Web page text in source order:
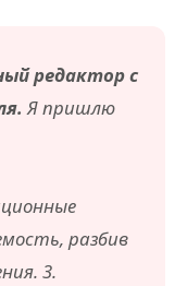
редактор с
Я пришлю
разбив
3.